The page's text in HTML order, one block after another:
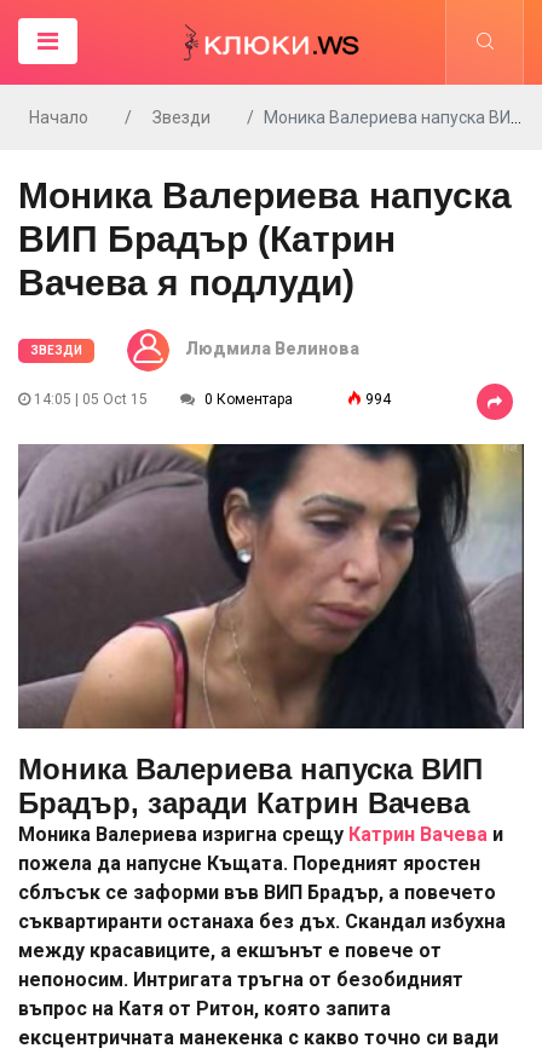
Начало Звезди Моника Валериева напуска ВИП Брадър (Катрин Вачева я подлуди)
Моника Валериева напуска
ВИП Брадър (Катрин
Вачева я подлуди)
ЗВЕЗДИ Людмила Велинова
14:05 | 05 Oct 15 0 Коментара 994
Моника Валериева напуска ВИП
Брадър, заради Катрин Вачева
Моника Валериева изригна срещу Катрин Вачева и
пожела да напусне Къщата. Поредният яростен
сблъсък се заформи във ВИП Брадър, а повечето
съквартиранти останаха без дъх. Скандал избухна
между красавиците, а екшънът е повече от
непоносим. Интригата тръгна от безобидният
въпрос на Катя от Ритон, която запита
ексцентричната манекенка с какво точно си вади